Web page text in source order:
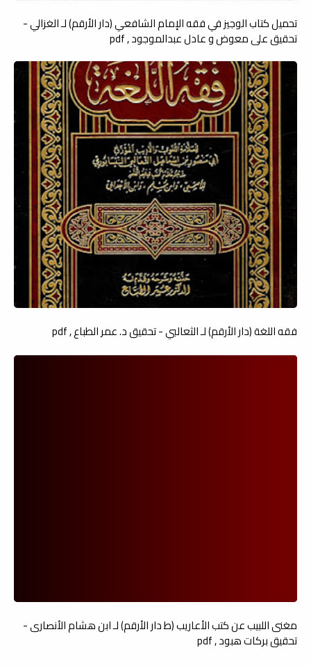
تحميل كتاب الوجيز في فقه الإمام الشافعي (دار الأرقم) لـ الغزالي -
تحقيق على معوض و عادل عبدالموجود , pdf
فقه اللغة (دار الأرقم) لـ الثعالبي - تحقيق د. عمر الطباع , pdf
مغنى اللبيب عن كتب الأعاريب (ط دار الأرقم) لـ ابن هشام الأنصارى -
تحقيق بركات هبود , pdf